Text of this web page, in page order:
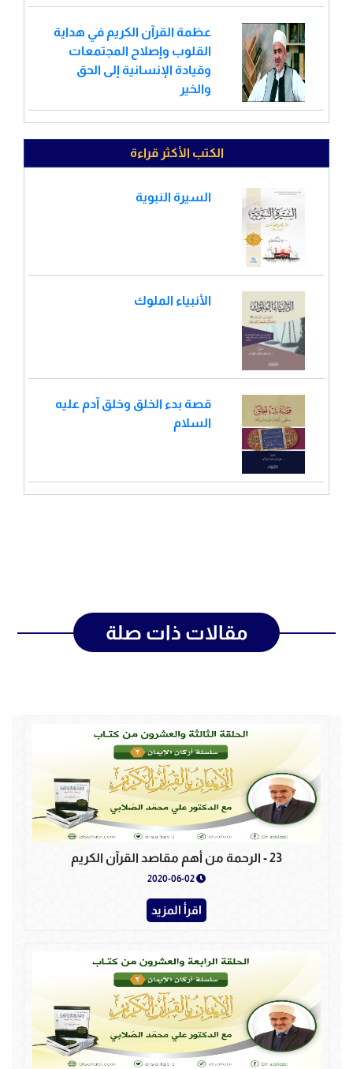
عظمة القرآن الكريم في هداية
القلوب وإصلاح المجتمعات
وقيادة الإنسانية إلى الحق
والخير
الكتب الأكثر قراءة
السيرة النبوية
الأنبياء الملوك
قصة بدء الخلق وخلق آدم عليه
السلام
مقالات ذات صلة
23 - الرحمة من أهم مقاصد القرآن الكريم
اقرأ المزيد